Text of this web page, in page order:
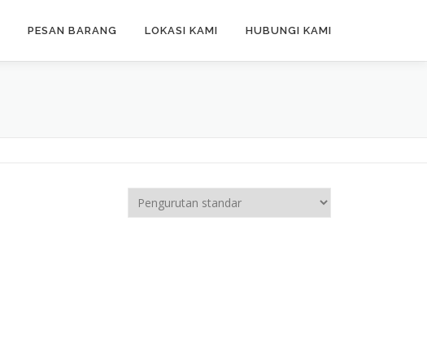
PESAN BARANG LOKASI KAMI HUBUNGI KAMI